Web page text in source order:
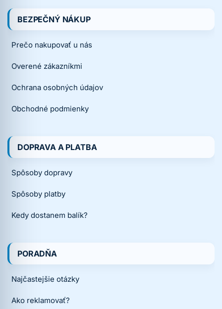
BEZPEČNÝ NÁKUP
Prečo nakupovať u nás
Overené zákazníkmi
Ochrana osobných údajov
Obchodné podmienky
DOPRAVA A PLATBA
Spôsoby dopravy
Spôsoby platby
Kedy dostanem balík?
PORADŇA
Najčastejšie otázky
Ako reklamovať?